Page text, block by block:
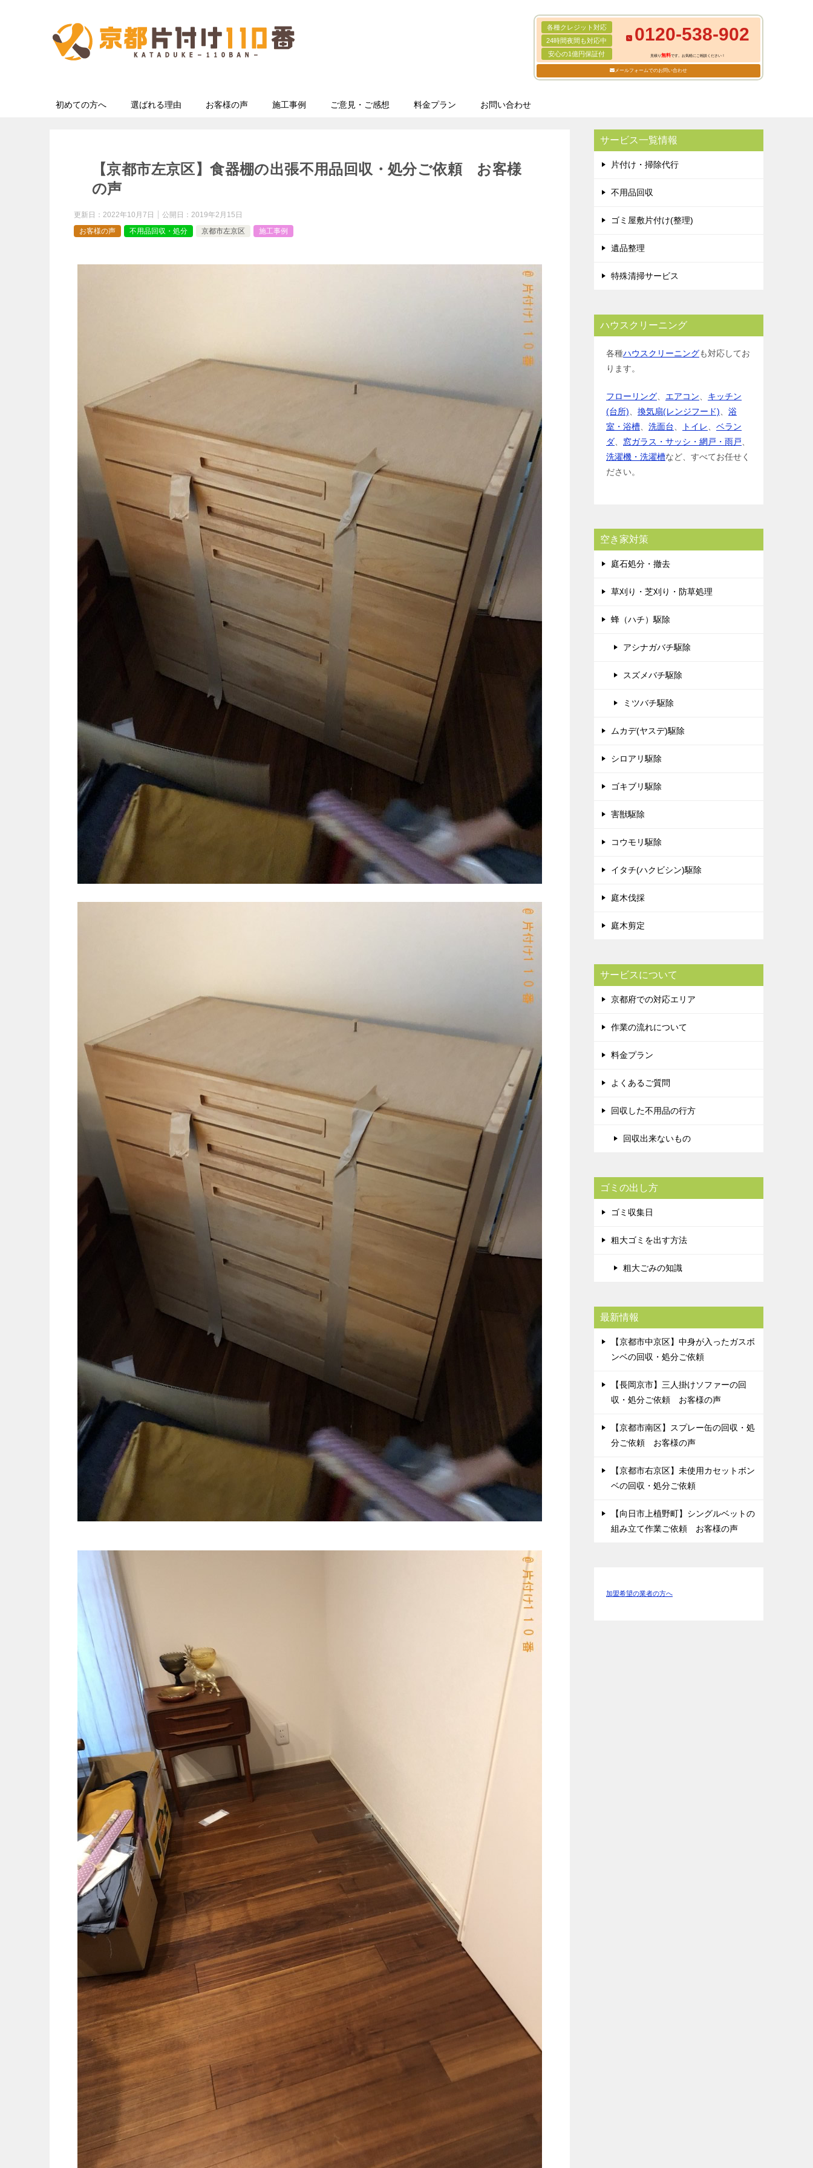
各種クレジット対応
24時間夜間も対応中
安心の1億円保証付
0120-538-902
見積り無料です。お気軽にご相談ください！
メールフォームでのお問い合わせ
初めての方へ 選ばれる理由 お客様の声 施工事例 ご意見・ご感想 料金プラン お問い合わせ
【京都市左京区】食器棚の出張不用品回収・処分ご依頼 お客様
の声
更新日： 2022年10月7日 公開日： 2019年2月15日
お客様の声
不用品回収・処分 京都市左京区 施工事例
サービス一覧情報
片付け・掃除代行
不用品回収
ゴミ屋敷片付け(整理)
遺品整理
特殊清掃サービス
ハウスクリーニング
各種ハウスクリーニングも対応してお
ります。
フローリング エアコン
キッチン
(台所)
換気扇(レンジフード)
浴
室・浴槽
洗面台 トイレ
ベラン
ダ
窓ガラス・サッシ・網戸・雨戸
洗濯機・洗濯槽など、すべてお任せく
ださい。
空き家対策
庭石処分・撤去
草刈り・芝刈り・防草処理
蜂（ハチ）駆除
アシナガバチ駆除
スズメバチ駆除
ミツバチ駆除
ムカデ(ヤスデ)駆除
シロアリ駆除
ゴキブリ駆除
害獣駆除
コウモリ駆除
イタチ(ハクビシン)駆除
庭木伐採
庭木剪定
サービスについて
京都府での対応エリア
作業の流れについて
料金プラン
よくあるご質問
回収した不用品の行方
回収出来ないもの
ゴミの出し方
ゴミ収集日
粗大ゴミを出す方法
粗大ごみの知識
最新情報
【京都市中京区】中身が入ったガスボ
ンベの回収・処分ご依頼
【長岡京市】三人掛けソファーの回
収・処分ご依頼 お客様の声
【京都市南区】スプレー缶の回収・処
分ご依頼 お客様の声
【京都市右京区】未使用カセットボン
ベの回収・処分ご依頼
【向日市上植野町】シングルベットの
組み立て作業ご依頼 お客様の声
加盟希望の業者の方へ